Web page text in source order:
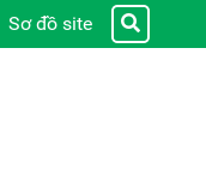
Sơ đồ site